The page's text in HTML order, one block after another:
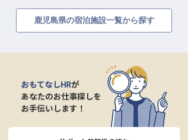
鹿児島県の宿泊施設一覧から探す
おもてなしHRが
あなたのお仕事探しを
お手伝いします！